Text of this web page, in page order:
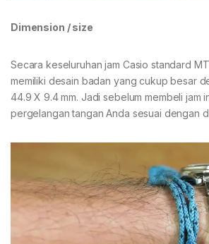
Dimension / size
Secara keseluruhan jam Casio standard
memiliki desain badan yang cukup besar
44.9 X 9.4 mm. Jadi sebelum membeli jam
pergelangan tangan Anda sesuai dengan